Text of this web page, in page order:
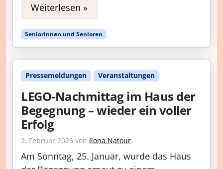
Weiterlesen »
Seniorinnen und Senioren
Pressemeldungen Veranstaltungen
LEGO-Nachmittag im Haus der
Begegnung – wieder ein voller
Erfolg
2. Februar 2026 von Ilona Natour
Am Sonntag, 25. Januar, wurde das Haus